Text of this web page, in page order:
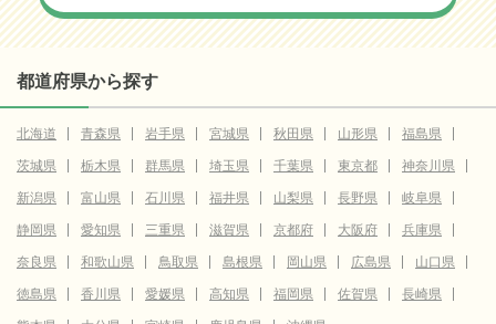
都道府県から探す
北海道 青森県 岩手県 宮城県 秋田県 山形県
福島県
茨城県
栃木県 群馬県 埼玉県 千葉県 東京都
神奈川県
新潟県
富山県 石川県 福井県 山梨県 長野県
岐阜県
静岡県
愛知県 三重県 滋賀県 京都府 大阪府
兵庫県
奈良県
和歌山県 鳥取県 島根県 岡山県 広島県
山口県
徳島県
香川県 愛媛県 高知県 福岡県 佐賀県
長崎県